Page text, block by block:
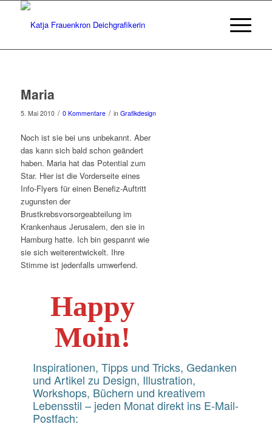
Maria
5. Mai 2010 / 0 Kommentare / in Grafikdesign
Noch ist sie bei uns unbekannt. Aber
das kann sich bald schon geändert
haben. Maria hat das Potential zum
Star. Hier ist die Vorderseite eines
Info-Flyers für einen Benefiz-Auftritt
zugunsten der
Brustkrebsvorsorgeabteilung im
Krankenhaus Jerusalem, den sie in
Hamburg hatte. Ich bin gespannt wie
sie sich weiterentwickelt. Ihre
Stimme ist jedenfalls umwerfend.
Happy
Moin!
Inspirationen, Tipps und Tricks, Gedanken
und Artikel zu Design, Illustration,
Workshops, Büchern und kreativem
Lebensstil – jeden Monat direkt ins E-Mail-
Postfach: